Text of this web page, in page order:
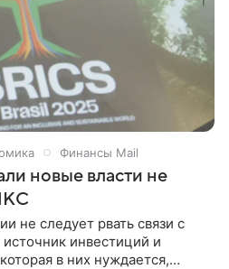
Финансы Mail
новые власти не
не следует рвать связи с
инвестиций и
в них нуждается,